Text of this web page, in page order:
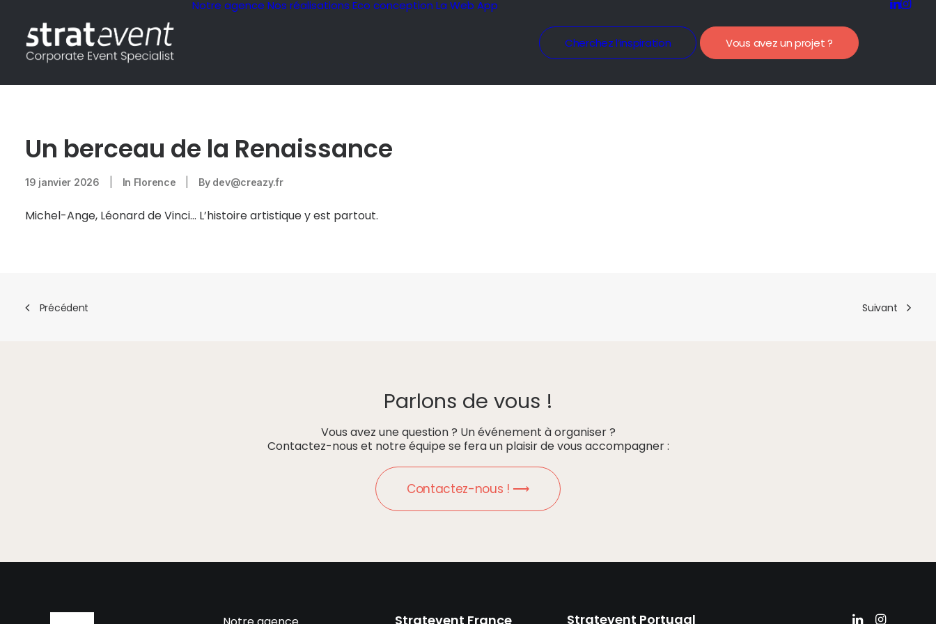
Notre agence Nos réalisations Eco conception La Web App
Cherchez l’inspiration Vous avez un projet ?
Un berceau de la Renaissance
19 janvier 2026 In Florence By dev@creazy.fr
Michel-Ange, Léonard de Vinci… L’histoire artistique y est partout.
Précédent Suivant
Parlons de vous !
Vous avez une question ? Un événement à organiser ?
Contactez-nous et notre équipe se fera un plaisir de vous accompagner :
Contactez-nous ! ⟶
Stratevent France Stratevent Portugal